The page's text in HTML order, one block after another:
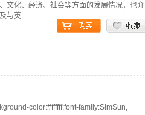
文化、经济、社会等方面的发展情况，也介
与英
color:#ffffff;font-family:SimSun,